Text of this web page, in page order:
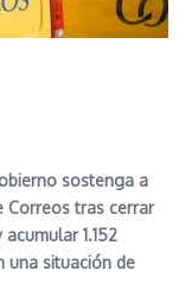
sostenga a
Correos tras cerrar
1.152
una situación de